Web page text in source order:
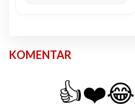
KOMENTAR
👍❤️😂